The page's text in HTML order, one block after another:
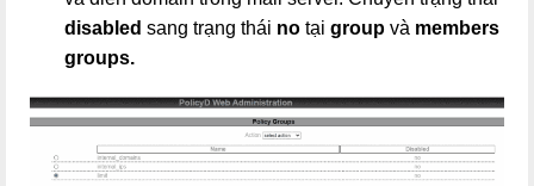
disabled sang trạng thái no tại group và members
groups.